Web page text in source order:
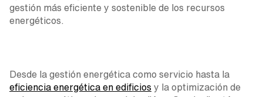
gestión más eficiente y sostenible de los recursos
energéticos.
Desde la gestión energética como servicio hasta la
eficiencia energética en edificios y la optimización de